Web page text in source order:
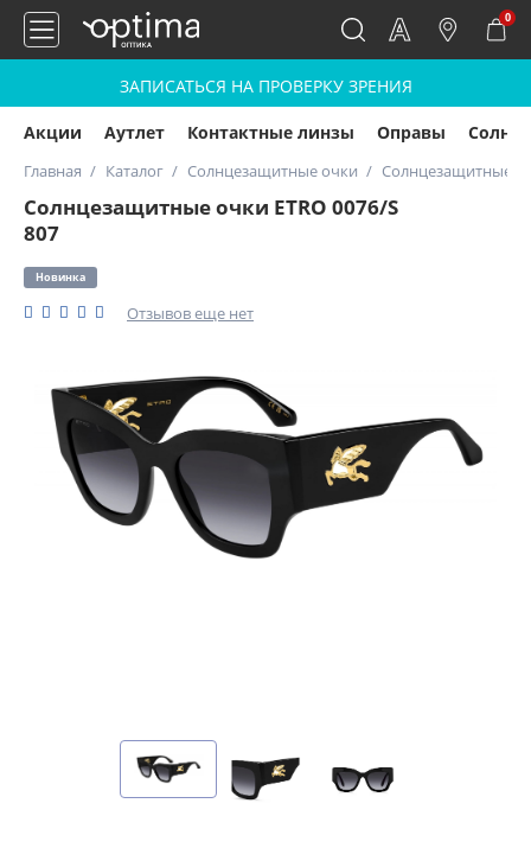
0
ЗАПИСАТЬСЯ НА ПРОВЕРКУ ЗРЕНИЯ
Акции Аутлет Контактные линзы Оправы
Главная Каталог Солнцезащитные очки Солнцезащитные
Солнцезащитные очки ETRO 0076/S
807
Новинка
Отзывов еще нет